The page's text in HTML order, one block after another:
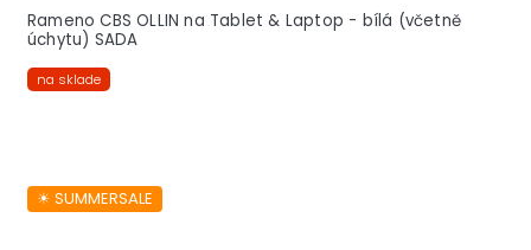
Rameno CBS OLLIN na Tablet & Laptop - bílá (včetně
úchytu) SADA
na sklade
☀︎ SUMMERSALE